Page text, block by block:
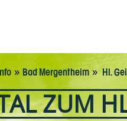
» Bad Mergentheim» Hl.
ZUM